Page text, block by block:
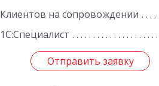
Клиентов на сопровождении
1С:Специалист
Отправить заявку
Отправить заявку